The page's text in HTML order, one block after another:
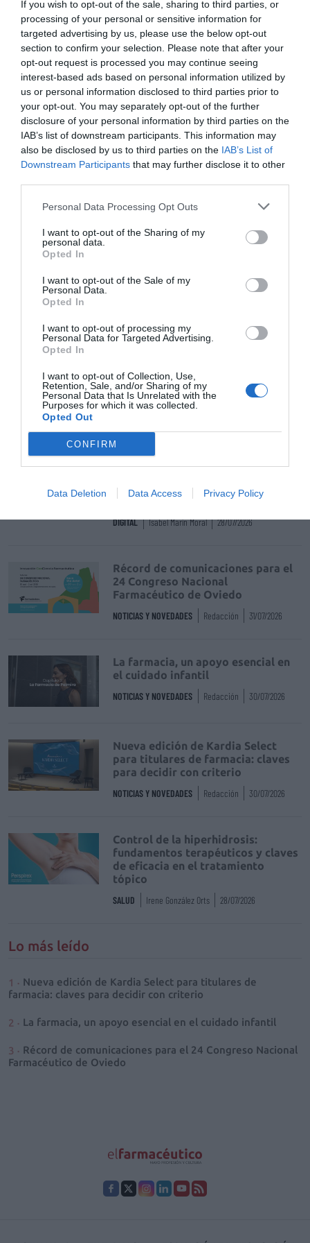
If you wish to opt-out of the sale, sharing to third parties, or
processing of your personal or sensitive information for
targeted advertising by us, please use the below opt-out
section to confirm your selection. Please note that after your
opt-out request is processed you may continue seeing
interest-based ads based on personal information utilized by
us or personal information disclosed to third parties prior to
your opt-out. You may separately opt-out of the further
disclosure of your personal information by third parties on the
IAB’s list of downstream participants. This information may
also be disclosed by us to third parties on the IAB’s List of
Downstream Participants that may further disclose it to other
Personal Data Processing Opt Outs
I want to opt-out of the Sharing of my
personal data.
Opted In
I want to opt-out of the Sale of my
Personal Data.
Opted In
I want to opt-out of processing my
Personal Data for Targeted Advertising.
Opted In
I want to opt-out of Collection, Use,
Retention, Sale, and/or Sharing of my
Personal Data that Is Unrelated with the
Purposes for which it was collected.
Opted Out
CONFIRM
Data Deletion Data Access Privacy Policy
española no hospitalizada padece algún tipo de dolor, y
que más de la mitad de las consultas médicas en
atención primaria son por este motivo.
Añadir El Farmacéutico
como fuente preferida
de Google de forma gratuita
Mantente informado con las últimas noticias de actualidad.
ACTIVAR AHORA
Normon
Otras noticias destacadas
Normon amplía su vademécum con
NOTICIAS Y NOVEDADES Redacción 29/11/2024
Destacados
de uso humano: seguridad y
trazabilidad
DIGITAL Isabel Marín Moral 28/07/2026
Récord de comunicaciones para el
24 Congreso Nacional
Farmacéutico de Oviedo
NOTICIAS Y NOVEDADES Redacción 31/07/2026
La farmacia, un apoyo esencial en
el cuidado infantil
NOTICIAS Y NOVEDADES Redacción 30/07/2026
Nueva edición de Kardia Select
para titulares de farmacia: claves
para decidir con criterio
NOTICIAS Y NOVEDADES Redacción 30/07/2026
Control de la hiperhidrosis:
fundamentos terapéuticos y claves
de eficacia en el tratamiento
tópico
SALUD Irene González Orts 28/07/2026
Lo más leído
Nueva edición de Kardia Select para titulares de
farmacia: claves para decidir con criterio
La farmacia, un apoyo esencial en el cuidado infantil
Récord de comunicaciones para el 24 Congreso Nacional
Farmacéutico de Oviedo